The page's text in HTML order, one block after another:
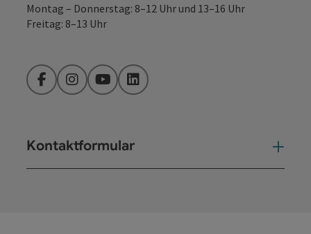
Montag – Donnerstag: 8–12 Uhr und 13–16 Uhr
Freitag: 8–13 Uhr
FacebookInstagramYouTubeLinkedIn
Kontaktformular